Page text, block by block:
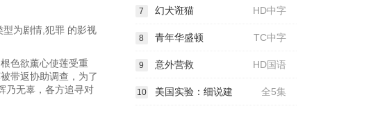
为剧情,犯罪 的影视
色欲薰心使莲受重
带返协助调查，为了
乃无辜，各方追寻对
HD中字
7 幻犬诳猫
TC中字
8 青年华盛顿
HD国语
9 意外营救
全5集
10 美国实验：细说建